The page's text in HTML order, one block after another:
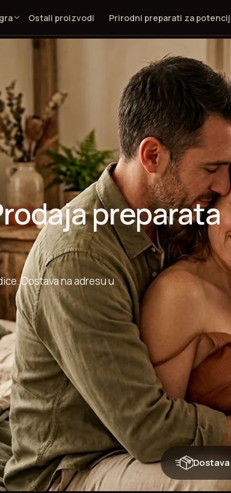
Ostali proizvodi Prirodni preparati za
preparata
Dostava na adresu u